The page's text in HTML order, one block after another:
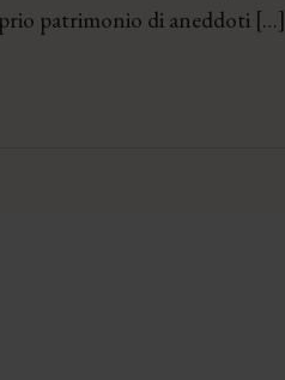
patrimonio di aneddoti […]